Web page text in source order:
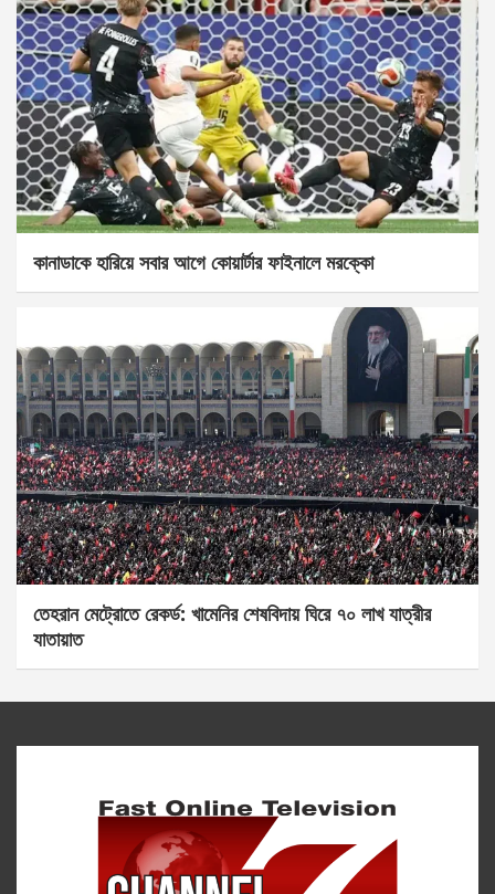
কানাডাকে হারিয়ে সবার আগে কোয়ার্টার ফাইনালে মরক্কো
তেহরান মেট্রোতে রেকর্ড: খামেনির শেষবিদায় ঘিরে ৭০ লাখ যাত্রীর
যাতায়াত